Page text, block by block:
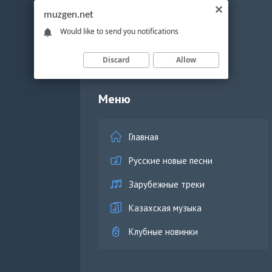
Меню
Главная
Русские новые песни
Зарубежные треки
Казахская музыка
Клубные новинки
muzgen.net
Would like to send you notifications
Discard Allow